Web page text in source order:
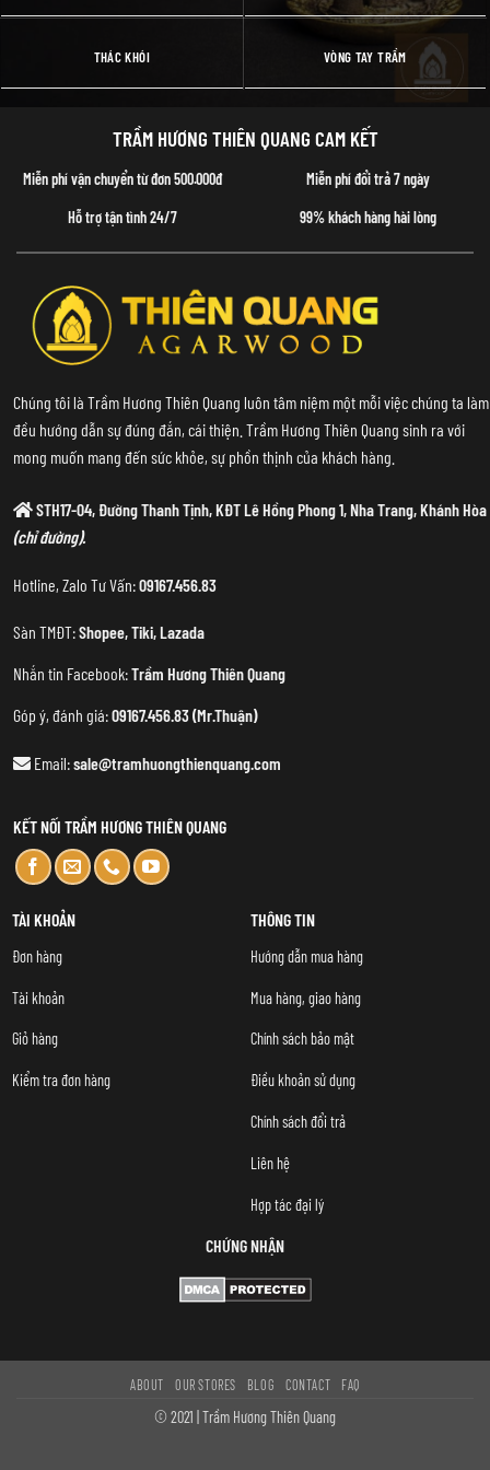
THÁC KHÓI VÒNG TAY TRẦM
TRẦM HƯƠNG THIÊN QUANG CAM KẾT
Miễn phí vận chuyển từ đơn 500.000đ Miễn phí đổi trả 7 ngày
Hỗ trợ tận tình 24/7 99% khách hàng hài lòng
Chúng tôi là Trầm Hương Thiên Quang luôn tâm niệm một mỗi việc chúng ta làm
đều hướng dẫn sự đúng đắn, cái thiện. Trầm Hương Thiên Quang sinh ra với
mong muốn mang đến sức khỏe, sự phồn thịnh của khách hàng.
STH17-04, Đường Thanh Tịnh, KĐT Lê Hồng Phong 1, Nha Trang, Khánh Hòa
(chỉ đường).
Hotline, Zalo Tư Vấn:09167.456.83
Sàn TMĐT:Shopee,Tiki,Lazada
Nhắn tin Facebook:Trầm Hương Thiên Quang
Góp ý, đánh giá:09167.456.83 (Mr.Thuận)
Email:sale@tramhuongthienquang.com
KẾT NỐI TRẦM HƯƠNG THIÊN QUANG
TÀI KHOẢN
Đơn hàng
Tài khoản
Giỏ hàng
Kiểm tra đơn hàng
THÔNG TIN
Hướng dẫn mua hàng
Mua hàng, giao hàng
Chính sách bảo mật
Điều khoản sử dụng
Chính sách đổi trả
Liên hệ
Hợp tác đại lý
CHỨNG NHẬN
ABOUT OUR STORES BLOG CONTACT FAQ
© 2021 | Trầm Hương Thiên Quang